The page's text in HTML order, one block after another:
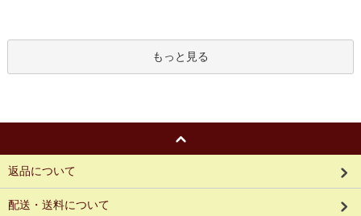
もっと見る
返品について
配送・送料について